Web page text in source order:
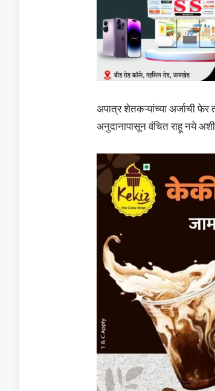
अपात्र शेतकऱ्यांच्या अर्जाची
अनुदानापासून वंचित राहू नये